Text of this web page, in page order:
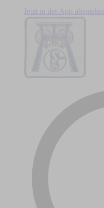
Jetzt in der App abspielen